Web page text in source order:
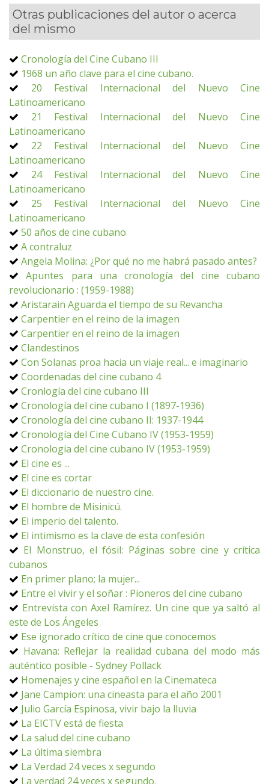
Otras publicaciones del autor o acerca
del mismo
Cronología del Cine Cubano III
1968 un año clave para el cine cubano.
20 Festival Internacional del Nuevo Cine
Latinoamericano
21 Festival Internacional del Nuevo Cine
Latinoamericano
22 Festival Internacional del Nuevo Cine
Latinoamericano
24 Festival Internacional del Nuevo Cine
Latinoamericano
25 Festival Internacional del Nuevo Cine
Latinoamericano
50 años de cine cubano
A contraluz
Angela Molina: ¿Por qué no me habrá pasado antes?
Apuntes para una cronología del cine cubano
revolucionario : (1959-1988)
Aristarain Aguarda el tiempo de su Revancha
Carpentier en el reino de la imagen
Carpentier en el reino de la imagen
Clandestinos
Con Solanas proa hacia un viaje real... e imaginario
Coordenadas del cine cubano 4
Cronlogía del cine cubano III
Cronología del cine cubano I (1897-1936)
Cronología del cine cubano II: 1937-1944
Cronología del Cine Cubano IV (1953-1959)
Cronologia del cine cubano IV (1953-1959)
El cine es ...
El cine es cortar
El diccionario de nuestro cine.
El hombre de Misinicú.
El imperio del talento.
El intimismo es la clave de esta confesión
El Monstruo, el fósil: Páginas sobre cine y crítica
cubanos
En primer plano; la mujer...
Entre el vivir y el soñar : Pioneros del cine cubano
Entrevista con Axel Ramírez. Un cine que ya saltó al
este de Los Ángeles
Ese ignorado crítico de cine que conocemos
Havana: Reflejar la realidad cubana del modo más
auténtico posible - Sydney Pollack
Homenajes y cine español en la Cinemateca
Jane Campion: una cineasta para el año 2001
Julio García Espinosa, vivir bajo la lluvia
La EICTV está de fiesta
La salud del cine cubano
La última siembra
La Verdad 24 veces x segundo
La verdad 24 veces x segundo.